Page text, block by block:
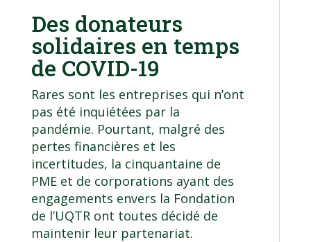
Des donateurs
solidaires en temps
de COVID-19
Rares sont les entreprises qui n’ont
pas été inquiétées par la
pandémie. Pourtant, malgré des
pertes financières et les
incertitudes, la cinquantaine de
PME et de corporations ayant des
engagements envers la Fondation
de l’UQTR ont toutes décidé de
maintenir leur partenariat.